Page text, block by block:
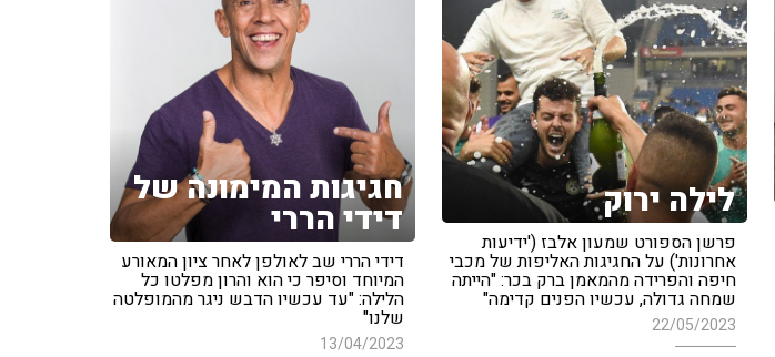
לילה ירוק
פרשן הספורט שמעון אלבז ('ידיעות
אחרונות') על החגיגות האליפות של מכבי
חיפה והפרידה מהמאמן ברק בכר: "הייתה
שמחה גדולה, עכשיו הפנים קדימה"
22/05/2023
חגיגות המימונה של
דידי הררי
דידי הררי שב לאולפן לאחר ציון המאורע
המיוחד וסיפר כי הוא והרון מפלטו כל
הלילה: "עד עכשיו הדבש ניגר מהמופלטה
שלנו"
13/04/2023